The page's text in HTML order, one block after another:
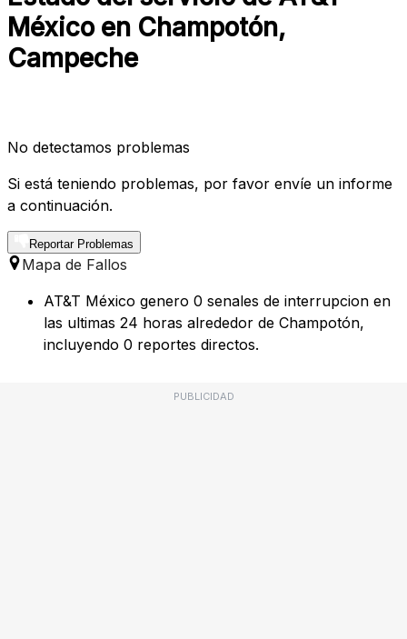
México en Champotón,
Campeche
No detectamos problemas
Si está teniendo problemas, por favor envíe un informe
a continuación.
Reportar Problemas
Mapa de Fallos
AT&T México genero 0 senales de interrupcion en
las ultimas 24 horas alrededor de Champotón,
incluyendo 0 reportes directos.
PUBLICIDAD